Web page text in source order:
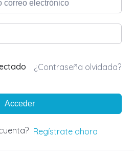
¿Contraseña olvidada?
Acceder
Regístrate ahora